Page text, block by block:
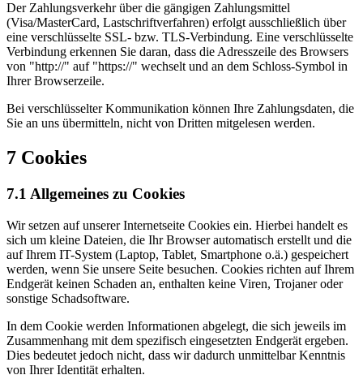
Der Zahlungsverkehr über die gängigen Zahlungsmittel
(Visa/MasterCard, Lastschriftverfahren) erfolgt ausschließlich über
eine verschlüsselte SSL- bzw. TLS-Verbindung. Eine verschlüsselte
Verbindung erkennen Sie daran, dass die Adresszeile des Browsers
von "http://" auf "https://" wechselt und an dem Schloss-Symbol in
Ihrer Browserzeile.
Bei verschlüsselter Kommunikation können Ihre Zahlungsdaten, die
Sie an uns übermitteln, nicht von Dritten mitgelesen werden.
7 Cookies
7.1 Allgemeines zu Cookies
Wir setzen auf unserer Internetseite Cookies ein. Hierbei handelt es
sich um kleine Dateien, die Ihr Browser automatisch erstellt und die
auf Ihrem IT-System (Laptop, Tablet, Smartphone o.ä.) gespeichert
werden, wenn Sie unsere Seite besuchen. Cookies richten auf Ihrem
Endgerät keinen Schaden an, enthalten keine Viren, Trojaner oder
sonstige Schadsoftware.
In dem Cookie werden Informationen abgelegt, die sich jeweils im
Zusammenhang mit dem spezifisch eingesetzten Endgerät ergeben.
Dies bedeutet jedoch nicht, dass wir dadurch unmittelbar Kenntnis
von Ihrer Identität erhalten.